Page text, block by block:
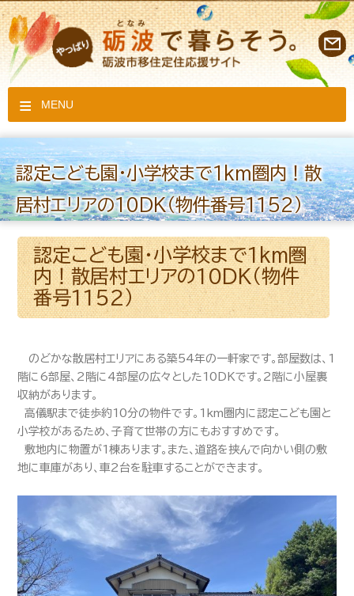
MENU
認定こども園・小学校まで1km圏内！散
居村エリアの10DK（物件番号1152）
認定こども園・小学校まで1km圏
内！散居村エリアの10DK（物件
番号1152）
のどかな散居村エリアにある築54年の一軒家です。部屋数は、1
階に6部屋、2階に4部屋の広々とした10DKです。2階に小屋裏
収納があります。
高儀駅まで徒歩約10分の物件です。1km圏内に認定こども園と
小学校があるため、子育て世帯の方にもおすすめです。
敷地内に物置が1棟あります。また、道路を挟んで向かい側の敷
地に車庫があり、車2台を駐車することができます。